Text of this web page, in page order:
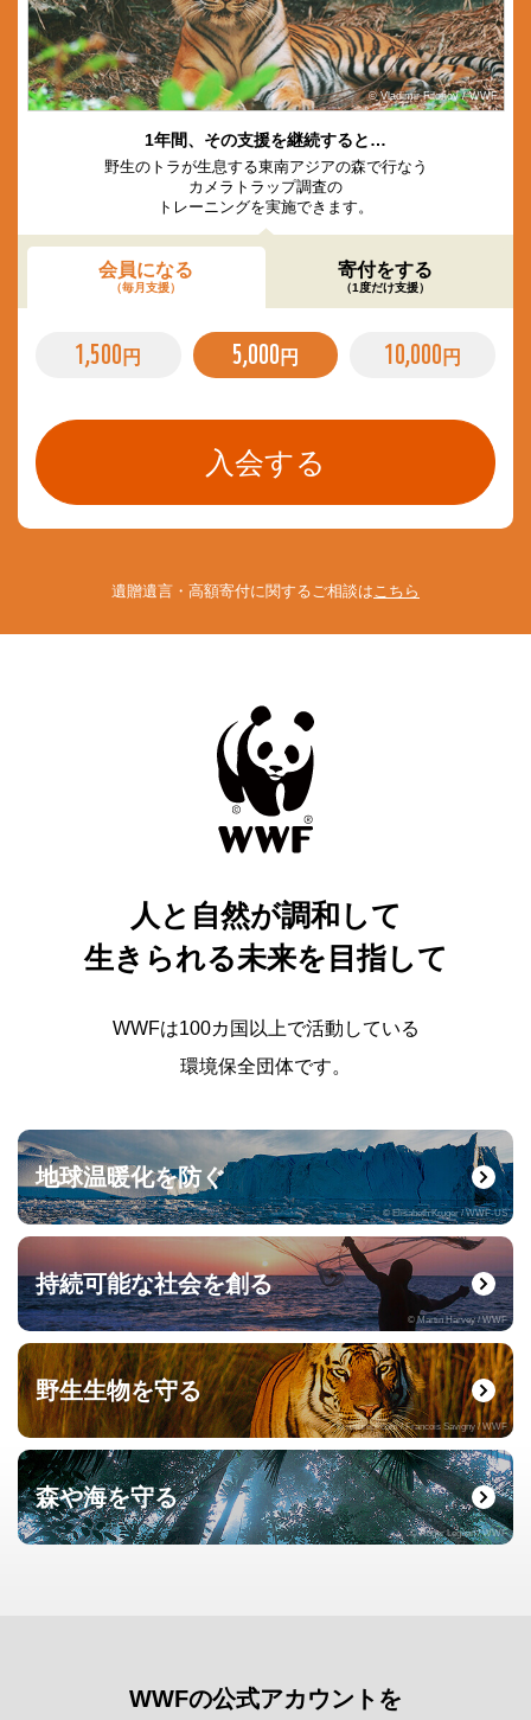
© Vladimir Filonov / WWF
1年間、その支援を継続すると…
野生のトラが生息する東南アジアの森で行なう
カメラトラップ調査の
トレーニングを実施できます。
会員になる
（毎月支援）
寄付をする
（1度だけ支援）
1,500 円 5,000 円 10,000 円
遺贈遺言・高額寄付に関するご相談はこちら
人と自然が調和して
生きられる未来を目指して
WWFは100カ国以上で活動している
環境保全団体です。
地球温暖化を防ぐ
© Elisabeth Kruger / WWF-US
持続可能な社会を創る
© Martin Harvey / WWF
野生生物を守る
© naturepl.com / Francois Savigny / WWF
森や海を守る
© Roger Leguen / WWF
WWFの公式アカウントを